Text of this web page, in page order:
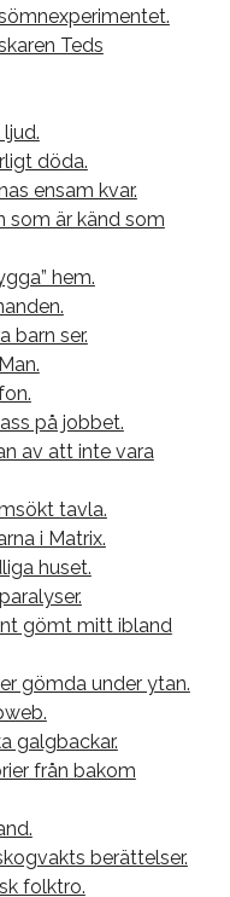
Teds
döda.
ensam kvar.
som är känd som
hem.
barn ser.
på jobbet.
av att inte vara
tavla.
i Matrix.
huset.
gömt mitt ibland
gömda under ytan.
galgbackar.
från bakom
berättelser.
folktro.